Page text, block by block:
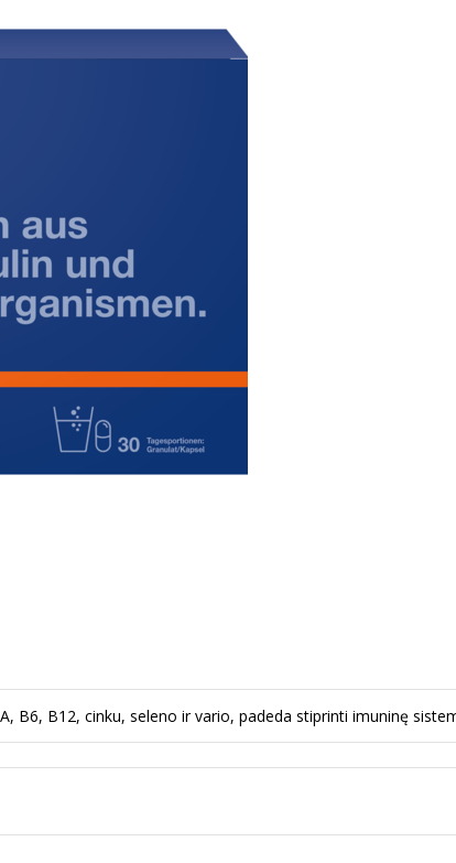
B12, cinku, seleno ir vario, padeda stiprinti imuninę